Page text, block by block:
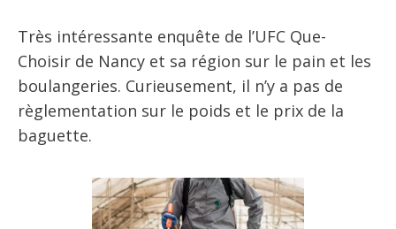
Très intéressante enquête de l’UFC Que-
Choisir de Nancy et sa région sur le pain et les
boulangeries. Curieusement, il n’y a pas de
règlementation sur le poids et le prix de la
baguette.